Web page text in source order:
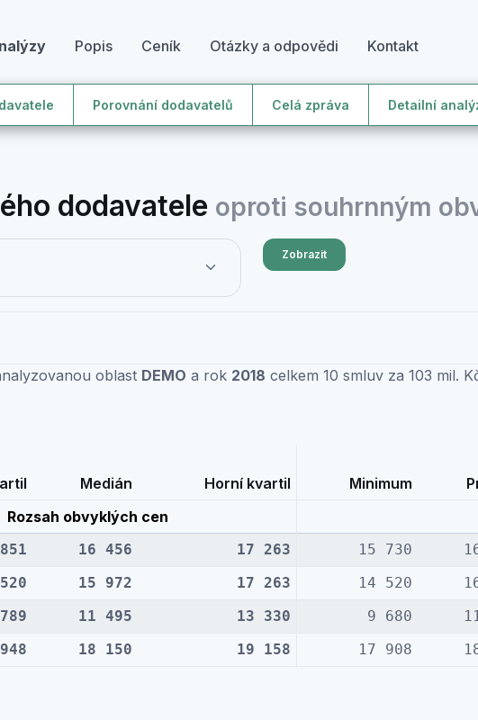
Popis Ceník Otázky a odpovědi Kontakt
Porovnání dodavatelů Celá zpráva Detailní
dodavatele oproti souhrnným
Zobrazit
oblast DEMO a rok 2018 celkem 10 smluv za 103 mil.
Medián Horní kvartil Minimum
Rozsah obvyklých cen
16 456 17 263 15 730
15 972 17 263 14 520
11 495 13 330 9 680
18 150 19 158 17 908